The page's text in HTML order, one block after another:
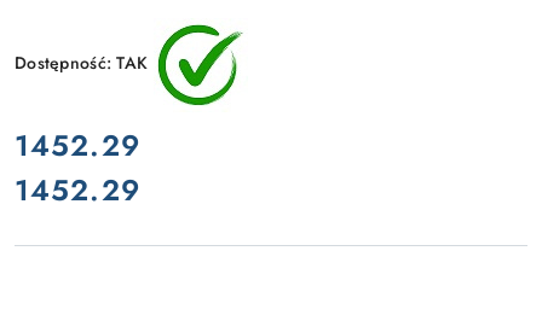
Dostępność:TAK
cena:
1452.29
Cena:
1452.29